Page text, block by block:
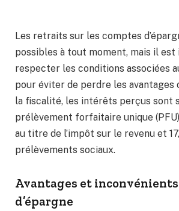
Les retraits sur les comptes
possibles à tout moment, mais il
respecter les conditions associées
pour éviter de perdre les avantages
la fiscalité, les intérêts perçus sont
prélèvement forfaitaire unique (PFU)
au titre de l’impôt sur le revenu et
prélèvements sociaux.
Avantages et
d’épargne